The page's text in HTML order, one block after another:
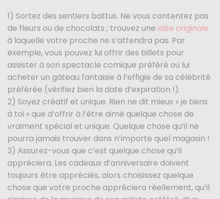
1) Sortez des sentiers battus. Ne vous contentez pas
de fleurs ou de chocolats ; trouvez une idée originale
à laquelle votre proche ne s’attendra pas. Par
exemple, vous pouvez lui offrir des billets pour
assister à son spectacle comique préféré ou lui
acheter un gâteau fantaisie à l’effigie de sa célébrité
préférée (vérifiez bien la date d’expiration !).
2) Soyez créatif et unique. Rien ne dit mieux « je tiens
à toi » que d’offrir à l’être aimé quelque chose de
vraiment spécial et unique. Quelque chose qu’il ne
pourra jamais trouver dans n’importe quel magasin !
3) Assurez-vous que c’est quelque chose qu’il
appréciera. Les cadeaux d’anniversaire doivent
toujours être appréciés, alors choisissez quelque
chose que votre proche appréciera réellement, qu’il